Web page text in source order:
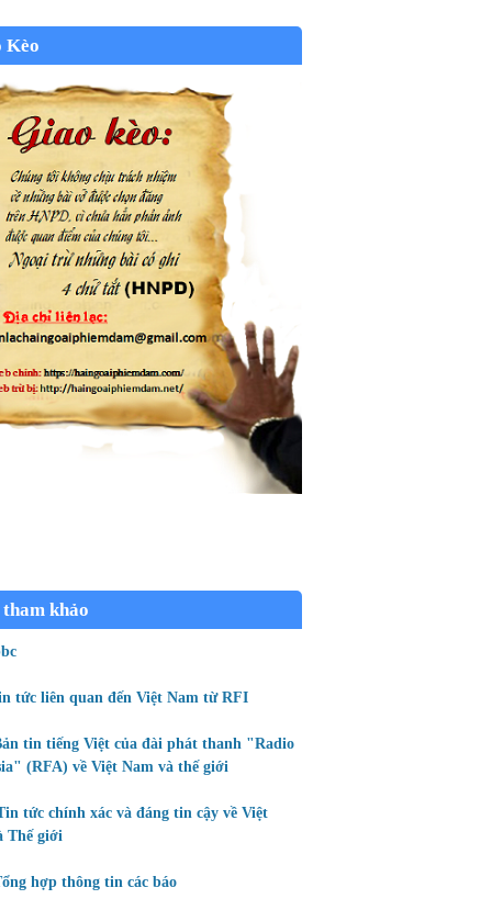
Kèo
tham khảo
tức liên quan đến Việt Nam từ RFI
tin tiếng Việt của đài phát thanh "Radio
(RFA) về Việt Nam và thế giới
tức chính xác và đáng tin cậy về Việt
Thế giới
hợp thông tin các báo